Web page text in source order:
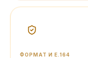
ФОРМАТ И E.164